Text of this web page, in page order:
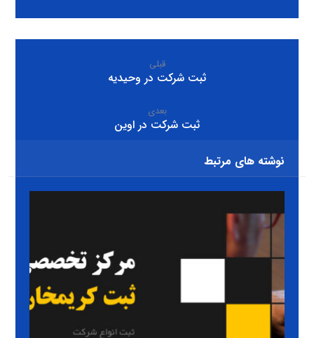
قبلی
ثبت شرکت در وحیدیه
بعدی
ثبت شرکت در اوین
نوشته های مرتبط